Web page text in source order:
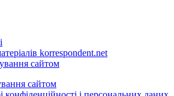
korrespondent.net
сайтом
сайтом